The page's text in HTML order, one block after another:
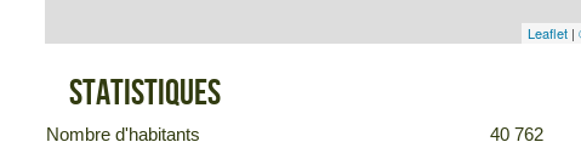
Leaflet|
Statistiques
Nombre d'habitants 40 762